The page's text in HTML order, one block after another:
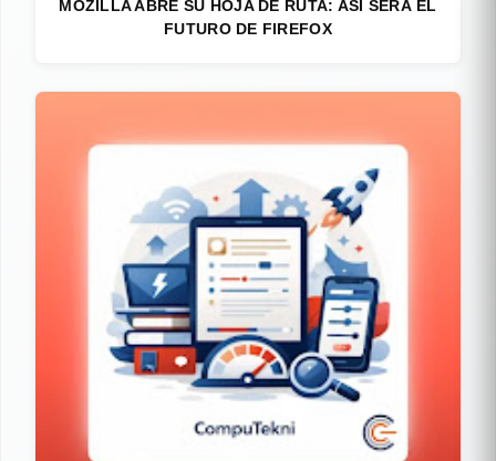
MOZILLA ABRE SU HOJA DE RUTA: ASÍ SERÁ EL
FUTURO DE FIREFOX